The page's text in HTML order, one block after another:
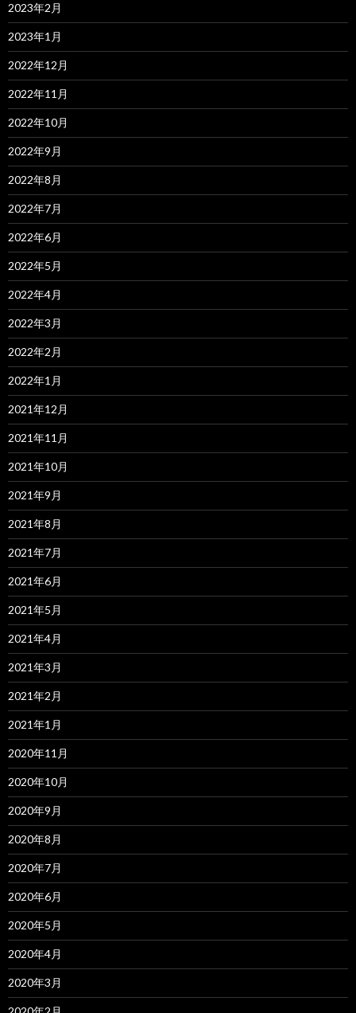
2023年2月
2023年1月
2022年12月
2022年11月
2022年10月
2022年9月
2022年8月
2022年7月
2022年6月
2022年5月
2022年4月
2022年3月
2022年2月
2022年1月
2021年12月
2021年11月
2021年10月
2021年9月
2021年8月
2021年7月
2021年6月
2021年5月
2021年4月
2021年3月
2021年2月
2021年1月
2020年11月
2020年10月
2020年9月
2020年8月
2020年7月
2020年6月
2020年5月
2020年4月
2020年3月